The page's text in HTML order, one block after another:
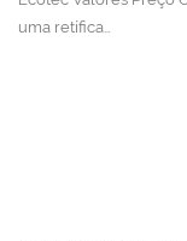
uma retífica…